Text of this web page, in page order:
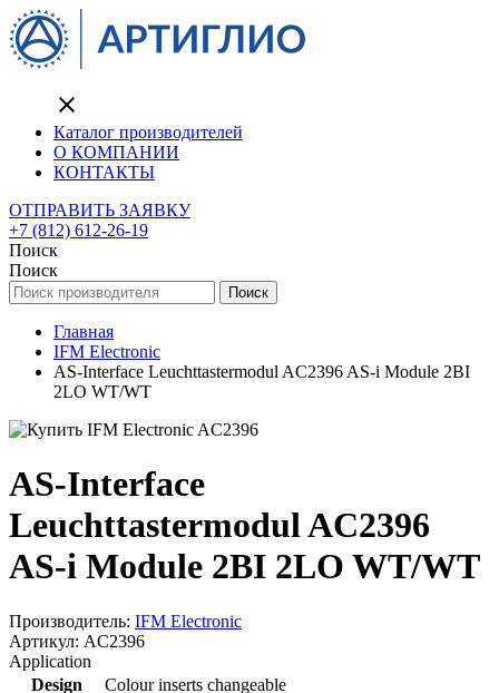
close
Каталог производителей
О КОМПАНИИ
КОНТАКТЫ
ОТПРАВИТЬ ЗАЯВКУ
+7 (812) 612-26-19
Поиск
Поиск
Поиск
Главная
IFM Electronic
AS-Interface Leuchttastermodul AC2396 AS-i Module 2BI
2LO WT/WT
AS-Interface
Leuchttastermodul AC2396
AS-i Module 2BI 2LO WT/WT
Производитель: IFM Electronic
Артикул: AC2396
Application
Design
Colour inserts changeable